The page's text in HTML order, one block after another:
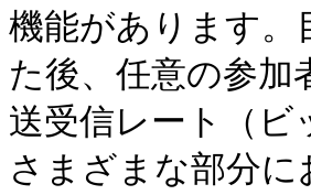
機能があります
た後、任意の参加
送受信レート（ビ
さまざまな部分